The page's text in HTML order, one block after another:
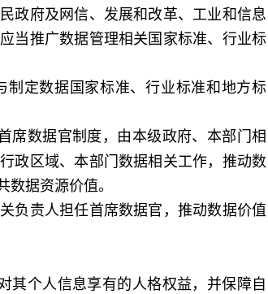
政府及网信、发展和改革、工业和信息
当推广数据管理相关国家标准、行业标
定数据国家标准、行业标准和地方标
数据官制度，由本级政府、本部门相
政区域、本部门数据相关工作，推动数
据资源价值。
责人担任首席数据官，推动数据价值
个人信息享有的人格权益，并保障自